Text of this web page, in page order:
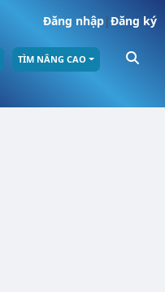
Đăng nhập|Đăng ký
TÌM NÂNG CAO